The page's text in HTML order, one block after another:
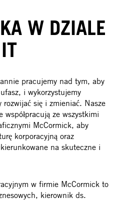
W DZIALE
IT
pracujemy nad tym, aby
i wykorzystujemy
rozwijać się i zmieniać. Nasze
współpracują ze wszystkimi
McCormick, aby
korporacyjną oraz
na skuteczne i
w firmie McCormick to
kierownik ds.